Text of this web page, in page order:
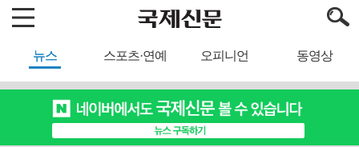
뉴스 스포츠·연예 오피니언 동영상